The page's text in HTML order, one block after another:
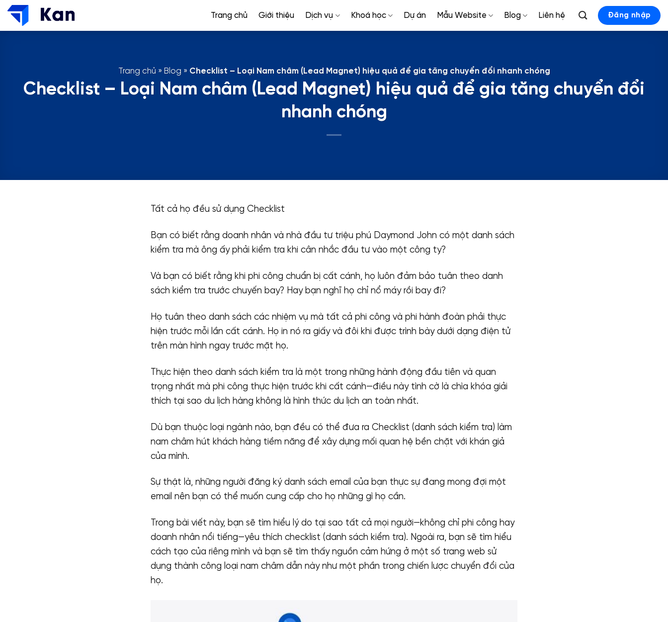
Bỏ
qua
Trang chủ Giới thiệu Dịch vụ Khoá học Dự án Mẫu Website Blog Liên hệ Đăng nhập
Trang chủ » Blog » Checklist – Loại Nam châm (Lead Magnet) hiệu quả để gia tăng chuyển đổi nhanh chóng
Checklist – Loại Nam châm (Lead Magnet) hiệu quả để gia tăng chuyển đổi
nhanh chóng
Tất cả họ đều sử dụng Checklist
Bạn có biết rằng doanh nhân và nhà đầu tư triệu phú Daymond John có một danh sách
kiểm tra mà ông ấy phải kiểm tra khi cân nhắc đầu tư vào một công ty?
Và bạn có biết rằng khi phi công chuẩn bị cất cánh, họ luôn đảm bảo tuân theo danh
sách kiểm tra trước chuyến bay? Hay bạn nghĩ họ chỉ nổ máy rồi bay đi?
Họ tuân theo danh sách các nhiệm vụ mà tất cả phi công và phi hành đoàn phải thực
hiện trước mỗi lần cất cánh. Họ in nó ra giấy và đôi khi được trình bày dưới dạng điện tử
trên màn hình ngay trước mặt họ.
Thực hiện theo danh sách kiểm tra là một trong những hành động đầu tiên và quan
trọng nhất mà phi công thực hiện trước khi cất cánh—điều này tình cờ là chìa khóa giải
thích tại sao du lịch hàng không là hình thức du lịch an toàn nhất.
Dù bạn thuộc loại ngành nào, bạn đều có thể đưa ra Checklist (danh sách kiểm tra) làm
nam châm hút khách hàng tiềm năng để xây dựng mối quan hệ bền chặt với khán giả
của mình.
Sự thật là, những người đăng ký danh sách email của bạn thực sự đang mong đợi một
email nên bạn có thể muốn cung cấp cho họ những gì họ cần.
Trong bài viết này, bạn sẽ tìm hiểu lý do tại sao tất cả mọi người—không chỉ phi công hay
doanh nhân nổi tiếng—yêu thích checklist (danh sách kiểm tra). Ngoài ra, bạn sẽ tìm hiểu
cách tạo của riêng mình và bạn sẽ tìm thấy nguồn cảm hứng ở một số trang web sử
dụng thành công loại nam châm dẫn này như một phần trong chiến lược chuyển đổi của
họ.